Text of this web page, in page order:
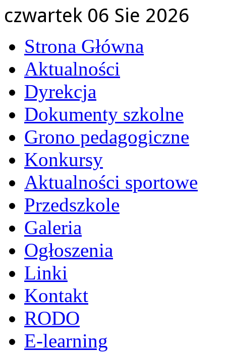
czwartek 06 Sie 2026
Strona Główna
Aktualności
Dyrekcja
Dokumenty szkolne
Grono pedagogiczne
Konkursy
Aktualności sportowe
Przedszkole
Galeria
Ogłoszenia
Linki
Kontakt
RODO
E-learning